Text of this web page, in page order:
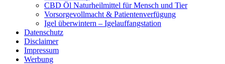
CBD Öl Naturheilmittel für Mensch und Tier
Vorsorgevollmacht & Patientenverfügung
Igel überwintern – Igelauffangstation
Datenschutz
Disclaimer
Impressum
Werbung